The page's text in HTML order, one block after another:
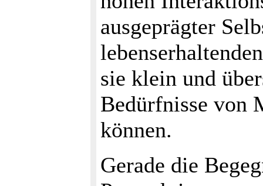
ausgeprägter
sie klein und
Bedürfnisse von
können.
Gerade die